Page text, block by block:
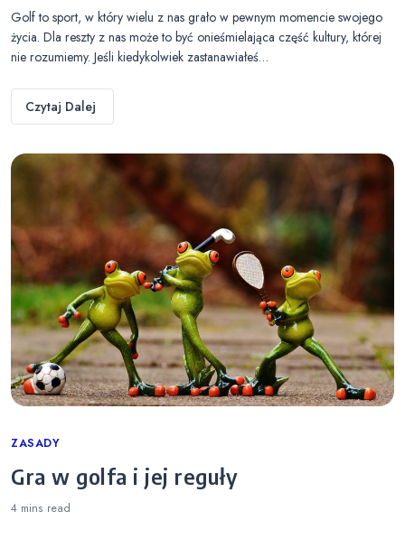
Golf to sport, w który wielu z nas grało w pewnym momencie swojego
życia. Dla reszty z nas może to być onieśmielająca część kultury, której
nie rozumiemy. Jeśli kiedykolwiek zastanawiałeś…
Czytaj Dalej
Categories
ZASADY
Gra w golfa i jej reguły
4 mins read